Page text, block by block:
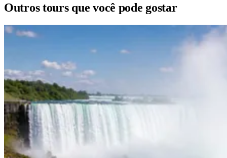
Outros tours que você pode gostar